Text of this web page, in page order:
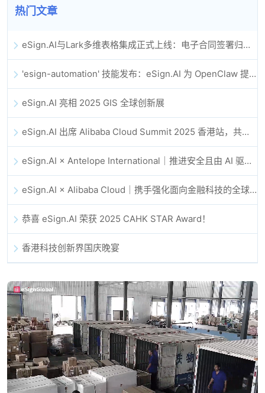
热门文章
eSign.AI与Lark多维表格集成正式上线：电子合同签署归档全程自动化
'esign-automation' 技能发布：eSign.AI 为 OpenClaw 提供自动化电子签名能力
eSign.AI 亮相 2025 GIS 全球创新展
eSign.AI 出席 Alibaba Cloud Summit 2025 香港站，共同探讨 AI 驱动的云创新与数字信任未来
eSign.AI × Antelope International｜推进安全且由 AI 驱动的数字化工作流
eSign.AI × Alibaba Cloud｜携手强化面向金融科技的全球数字信任
恭喜 eSign.AI 荣获 2025 CAHK STAR Award！
香港科技创新界国庆晚宴